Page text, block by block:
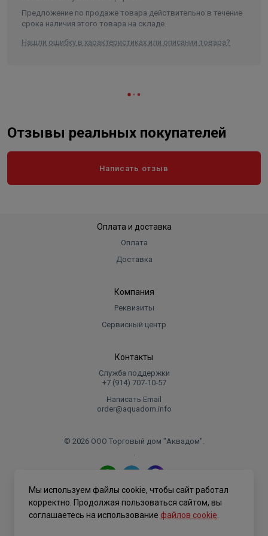
Предложение по продаже товара действительно в течение
срока наличия этого товара на складе.
Нашли ошибку в характеристиках или описании товара?
Отзывы реальных покупателей
Написать отзыв
Оплата и доставка
Оплата
Доставка
Компания
Реквизиты
Сервисный центр
Контакты
Служба поддержки
+7 (914) 707‑10‑57
Написать Email
order@aquadom.info
© 2026 ООО Торговый дом "Аквадом".
.
Политика конфиденциальности
Мы используем файлы cookie, чтобы сайт работал
корректно. Продолжая пользоваться сайтом, вы
соглашаетесь на использование файлов cookie